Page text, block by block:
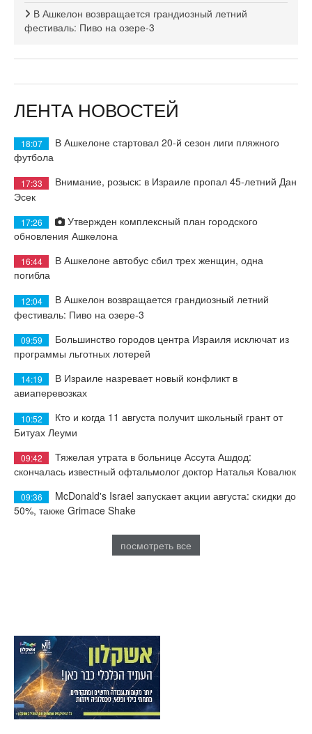
В Ашкелон возвращается грандиозный летний
фестиваль: Пиво на озере-3
ЛЕНТА НОВОСТЕЙ
18:07
В Ашкелоне стартовал 20-й сезон лиги пляжного
футбола
17:33
Внимание, розыск: в Израиле пропал 45-летний Дан
Эсек
17:26
Утвержден комплексный план городского
обновления Ашкелона
16:44
В Ашкелоне автобус сбил трех женщин, одна
погибла
12:04
В Ашкелон возвращается грандиозный летний
фестиваль: Пиво на озере-3
09:59
Большинство городов центра Израиля исключат из
программы льготных лотерей
14:19
В Израиле назревает новый конфликт в
авиаперевозках
10:52
Кто и когда 11 августа получит школьный грант от
Битуах Леуми
09:42
Тяжелая утрата в больнице Ассута Ашдод:
скончалась известный офтальмолог доктор Наталья Ковалюк
09:36
McDonald's Israel запускает акции августа: скидки до
50%, также Grimace Shake
посмотреть все